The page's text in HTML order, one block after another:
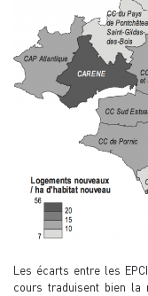
Les écarts entre les
cours traduisent bien la